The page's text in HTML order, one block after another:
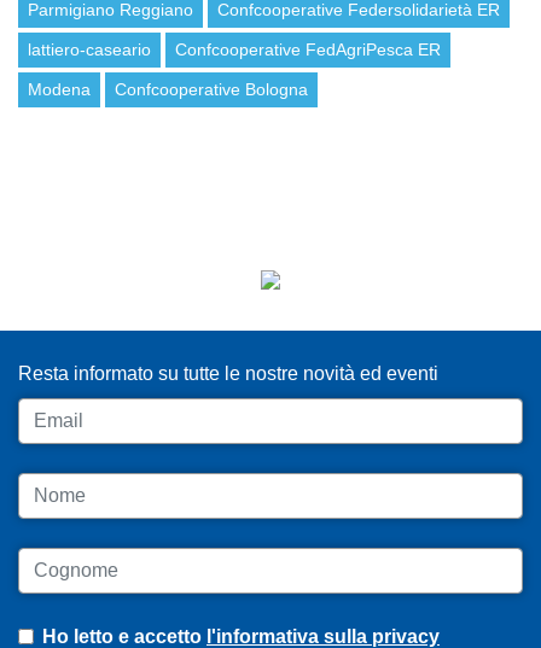
Parmigiano Reggiano Confcooperative Federsolidarietà ER
lattiero-caseario Confcooperative FedAgriPesca ER
Modena Confcooperative Bologna
Resta informato su tutte le nostre novità ed eventi
Email
Nome
Cognome
Ho letto e accetto l'informativa sulla privacy